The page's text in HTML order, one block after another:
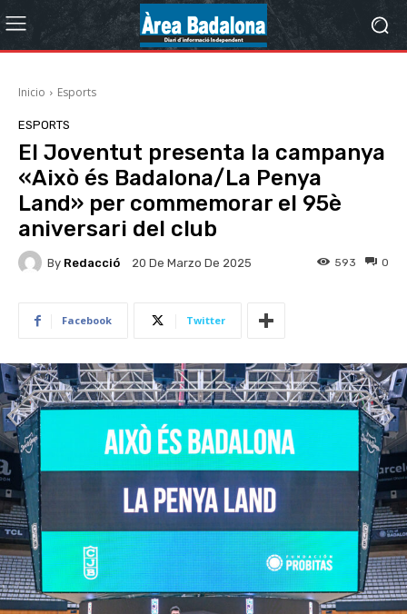
Inicio Esports
ESPORTS
El Joventut presenta la campanya
«Això és Badalona/La Penya
Land» per commemorar el 95è
aniversari del club
By Redacció 20 De Marzo De 2025 0
593
Facebook Twitter